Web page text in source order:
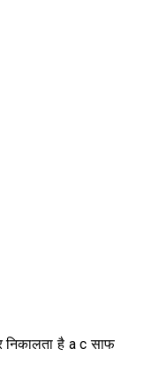
निकालता है a c साफ